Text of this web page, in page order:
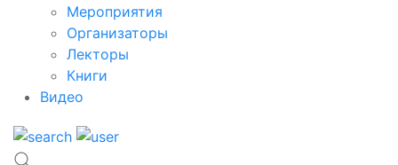
Мероприятия
Организаторы
Лекторы
Книги
Видео